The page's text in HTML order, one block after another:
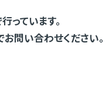
っています。
問い合わせください。